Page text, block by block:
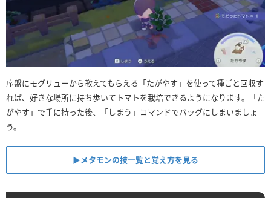
序盤にモグリューから教えてもらえる「たがやす」を使って種ごと回収す
れば、好きな場所に持ち歩いてトマトを栽培できるようになります。「た
がやす」で手に持った後、「しまう」コマンドでバッグにしまいましょ
う。
▶︎メタモンの技一覧と覚え方を見る